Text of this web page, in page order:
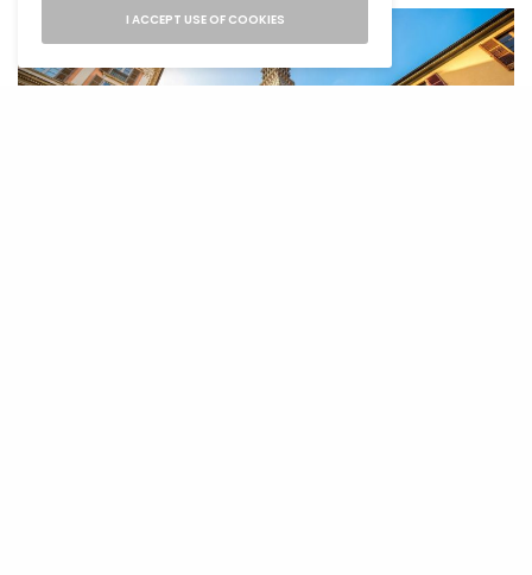
I ACCEPT USE OF COOKIES